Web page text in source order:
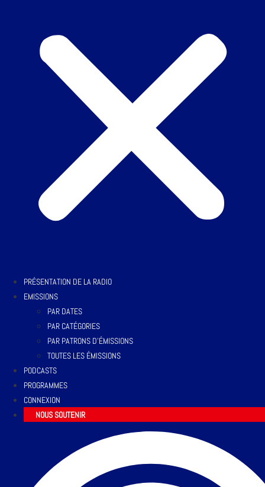
PRÉSENTATION DE LA RADIO
EMISSIONS
PAR DATES
PAR CATÉGORIES
PAR PATRONS D’ÉMISSIONS
TOUTES LES ÉMISSIONS
PODCASTS
PROGRAMMES
CONNEXION
NOUS SOUTENIR